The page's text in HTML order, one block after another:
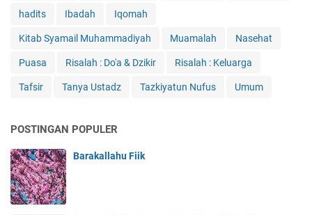
hadits Ibadah Iqomah
Kitab Syamail Muhammadiyah Muamalah Nasehat
Puasa Risalah : Do'a & Dzikir Risalah : Keluarga
Tafsir Tanya Ustadz Tazkiyatun Nufus Umum
POSTINGAN POPULER
Barakallahu Fiik